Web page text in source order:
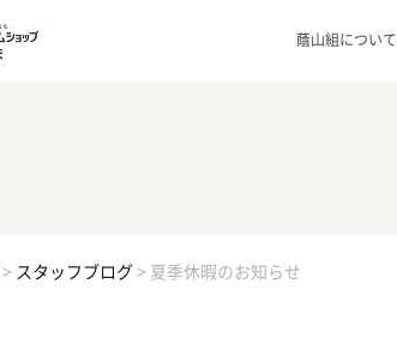
蔭山組について
> スタッフブログ > 夏季休暇のお知らせ